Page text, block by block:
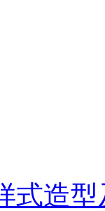
式造